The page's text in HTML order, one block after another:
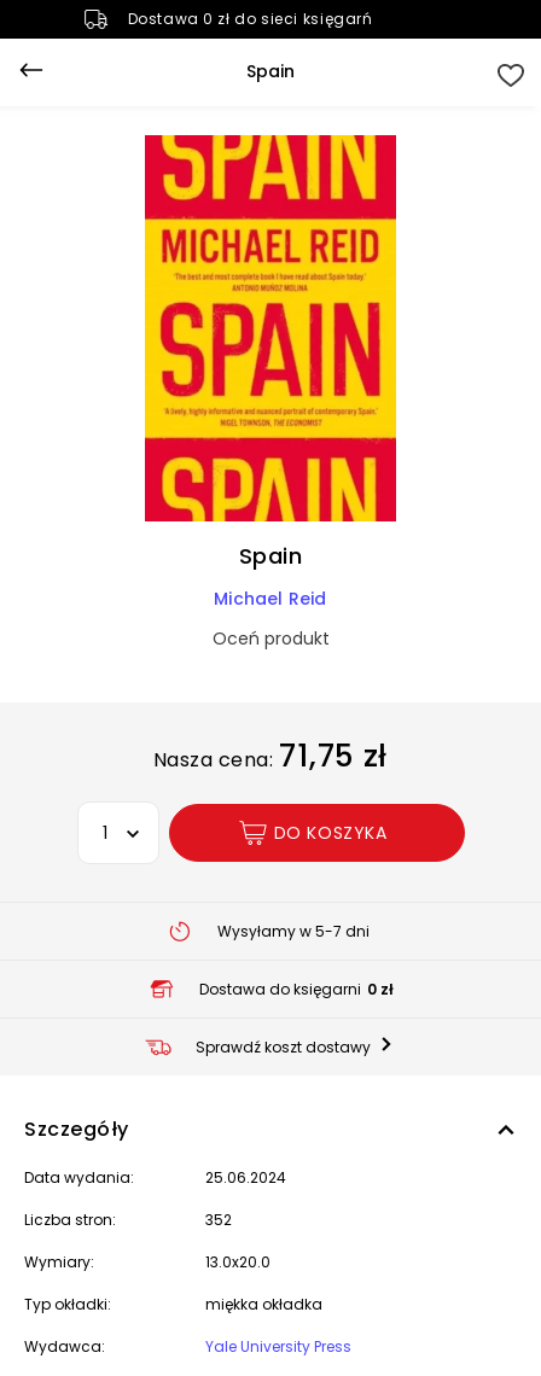
Dostawa 0 zł do sieci księgarń
Spain
Spain
Michael Reid
Oceń produkt
Nasza cena: 71,75 zł
Wybierz opcję
DO KOSZYKA
Wysyłamy w 5-7 dni
Dostawa do księgarni 0 zł
Sprawdź koszt dostawy
Szczegóły
Data wydania: 25.06.2024
Liczba stron: 352
Wymiary: 13.0x20.0
Typ okładki: miękka okładka
Wydawca:
Yale University Press